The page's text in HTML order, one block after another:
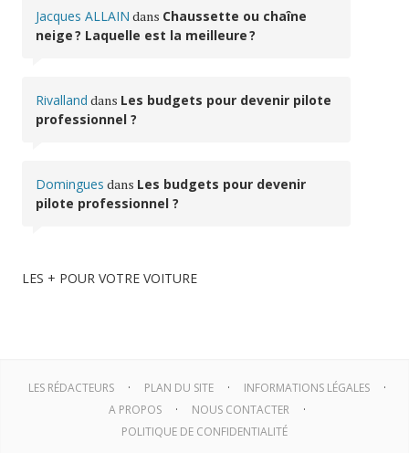
Jacques ALLAIN dans Chaussette ou chaîne
neige ? Laquelle est la meilleure ?
Rivalland dans Les budgets pour devenir pilote
professionnel ?
Domingues dans Les budgets pour devenir
pilote professionnel ?
LES + POUR VOTRE VOITURE
LES RÉDACTEURS PLAN DU SITE
INFORMATIONS LÉGALES
A PROPOS
NOUS CONTACTER
POLITIQUE DE CONFIDENTIALITÉ